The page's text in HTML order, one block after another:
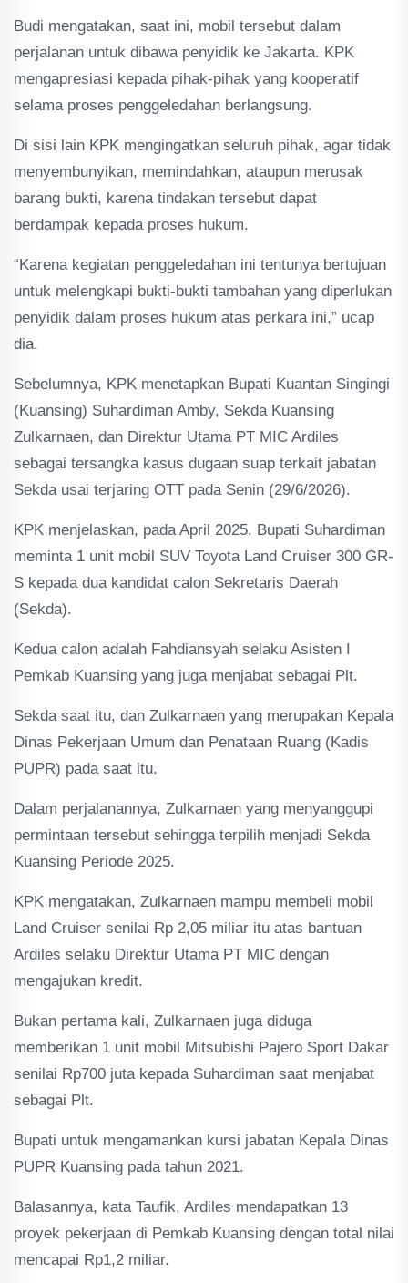
Budi mengatakan, saat ini, mobil tersebut dalam
perjalanan untuk dibawa penyidik ke Jakarta. KPK
mengapresiasi kepada pihak-pihak yang kooperatif
selama proses penggeledahan berlangsung.
Di sisi lain KPK mengingatkan seluruh pihak, agar tidak
menyembunyikan, memindahkan, ataupun merusak
barang bukti, karena tindakan tersebut dapat
berdampak kepada proses hukum.
“Karena kegiatan penggeledahan ini tentunya bertujuan
untuk melengkapi bukti-bukti tambahan yang diperlukan
penyidik dalam proses hukum atas perkara ini,” ucap
dia.
Sebelumnya, KPK menetapkan Bupati Kuantan Singingi
(Kuansing) Suhardiman Amby, Sekda Kuansing
Zulkarnaen, dan Direktur Utama PT MIC Ardiles
sebagai tersangka kasus dugaan suap terkait jabatan
Sekda usai terjaring OTT pada Senin (29/6/2026).
KPK menjelaskan, pada April 2025, Bupati Suhardiman
meminta 1 unit mobil SUV Toyota Land Cruiser 300 GR-
S kepada dua kandidat calon Sekretaris Daerah
(Sekda).
Kedua calon adalah Fahdiansyah selaku Asisten I
Pemkab Kuansing yang juga menjabat sebagai Plt.
Sekda saat itu, dan Zulkarnaen yang merupakan Kepala
Dinas Pekerjaan Umum dan Penataan Ruang (Kadis
PUPR) pada saat itu.
Dalam perjalanannya, Zulkarnaen yang menyanggupi
permintaan tersebut sehingga terpilih menjadi Sekda
Kuansing Periode 2025.
KPK mengatakan, Zulkarnaen mampu membeli mobil
Land Cruiser senilai Rp 2,05 miliar itu atas bantuan
Ardiles selaku Direktur Utama PT MIC dengan
mengajukan kredit.
Bukan pertama kali, Zulkarnaen juga diduga
memberikan 1 unit mobil Mitsubishi Pajero Sport Dakar
senilai Rp700 juta kepada Suhardiman saat menjabat
sebagai Plt.
Bupati untuk mengamankan kursi jabatan Kepala Dinas
PUPR Kuansing pada tahun 2021.
Balasannya, kata Taufik, Ardiles mendapatkan 13
proyek pekerjaan di Pemkab Kuansing dengan total nilai
mencapai Rp1,2 miliar.